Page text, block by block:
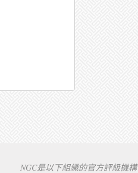
NGC是以下組織的官方評級機構